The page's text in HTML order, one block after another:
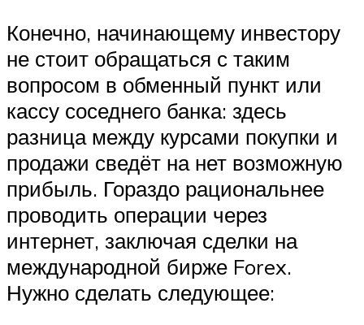
Конечно, начинающему инвестору
не стоит обращаться с таким
вопросом в обменный пункт или
кассу соседнего банка: здесь
разница между курсами покупки и
продажи сведёт на нет возможную
прибыль. Гораздо рациональнее
проводить операции через
интернет, заключая сделки на
международной бирже Forex.
Нужно сделать следующее: